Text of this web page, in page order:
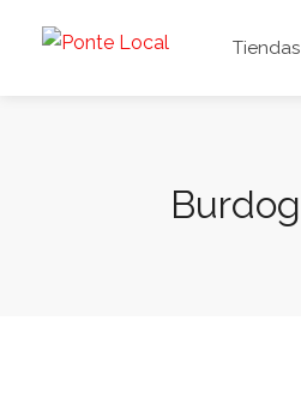
Tiendas
Burdog